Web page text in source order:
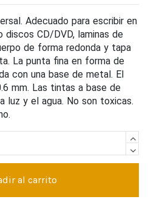
Adecuado para escribir en
discos CD/DVD, laminas de
de forma redonda y tapa
La punta fina en forma de
con una base de metal. El
mm. Las tintas a base de
luz y el agua. No son toxicas.
al carrito